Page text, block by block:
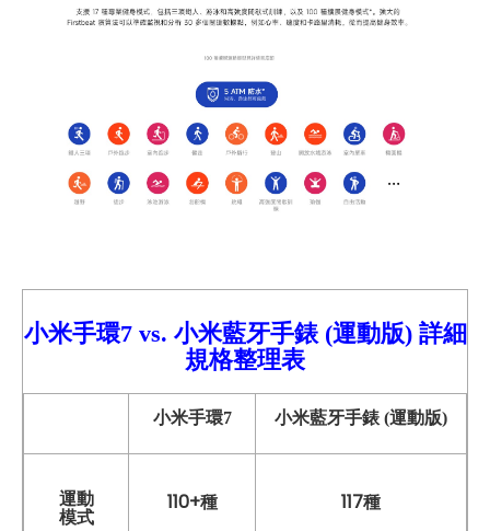
小米手環7vs. 小米藍牙手錶 (運動版)詳細
規格整理表
小米手環7 小米藍牙手錶 (運動版)
運動
模式
110+種 117種